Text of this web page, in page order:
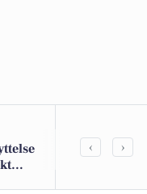
Top 6 over
‹ ›